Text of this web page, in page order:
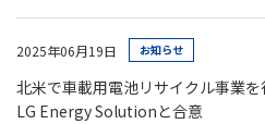
2025年06月19日 お知らせ
北米で車載用電池リサイクル事業
LG Energy Solutionと合意